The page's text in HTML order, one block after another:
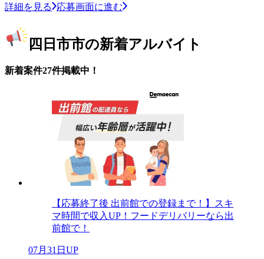
詳細を見る 応募画面に進む
四日市市の新着アルバイト
新着案件27件掲載中！
【応募終了後 出前館での登録まで！】スキ
マ時間で収入UP！フードデリバリーなら出
前館で！
07月31日UP